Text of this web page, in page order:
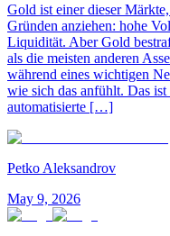
Gold ist einer dieser
Gründen anziehen: hohe
Liquidität. Aber Gold
als die meisten anderen
während eines wichtigen
wie sich das anfühlt. Das
automatisierte […]
Petko Aleksandrov
May 9, 2026